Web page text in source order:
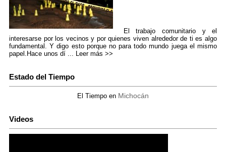
El trabajo comunitario y el
interesarse por los vecinos y por quienes viven alrededor de ti es algo
fundamental. Y digo esto porque no para todo mundo juega el mismo
papel.Hace unos dí ... Leer más >>
Estado del Tiempo
El Tiempo en Michocán
Videos